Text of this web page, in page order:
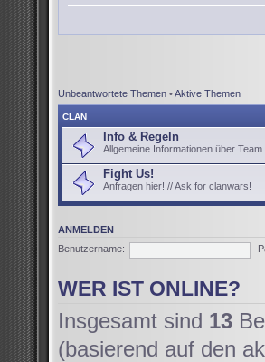
Unbeantwortete Themen •Aktive Themen
CLAN
Info & Regeln
Allgemeine Informationen über
Fight Us!
Anfragen hier! // Ask for clanwars!
ANMELDEN
Benutzername:
WER IST ONLINE?
Insgesamt sind 13
(basierend auf den